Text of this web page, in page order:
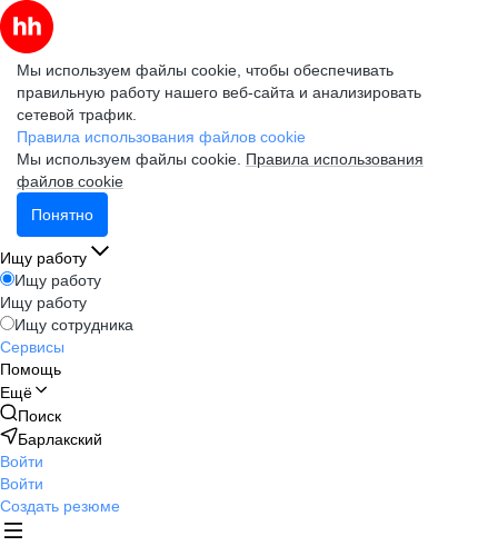
Мы используем файлы cookie, чтобы обеспечивать
правильную работу нашего веб-сайта и анализировать
сетевой трафик.
Правила использования файлов cookie
Мы используем файлы cookie. Правила использования
файлов cookie
Понятно
Ищу работу
Ищу работу
Ищу работу
Ищу сотрудника
Сервисы
Помощь
Ещё
Поиск
Барлакский
Войти
Войти
Создать резюме